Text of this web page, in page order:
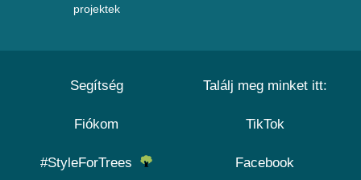
projektek
Segítség
Fiókom
#StyleForTrees
Találj meg minket itt:
TikTok
Facebook